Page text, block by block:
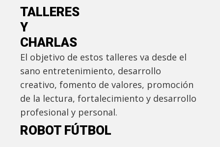
TALLERES
Y
CHARLAS
El objetivo de estos talleres va desde el
sano entretenimiento, desarrollo
creativo, fomento de valores, promoción
de la lectura, fortalecimiento y desarrollo
profesional y personal.
ROBOT FÚTBOL